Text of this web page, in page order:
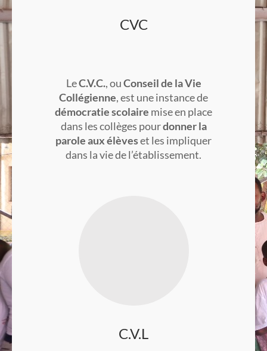
CVC
LeC.V.C., ouConseil de la Vie
Collégienne, est une instance de
démocratie scolaire mise en place
dans les collèges pourdonner la
parole aux élèveset les impliquer
dans la vie de l’établissement.
C.V.L